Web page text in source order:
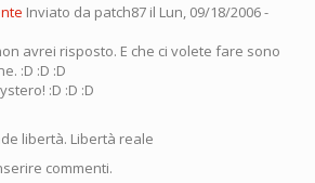
Inviato da patch87 il Lun, 09/18/2006 -
avrei risposto. E che ci volete fare sono
:D :D :D
:D :D :D
libertà. Libertà reale
commenti.